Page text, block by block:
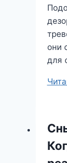
они
для